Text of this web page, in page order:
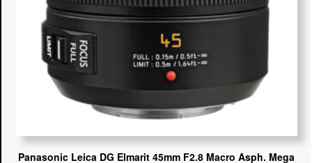
Panasonic Leica DG Elmarit 45mm F2.8 Macro Asph. Mega